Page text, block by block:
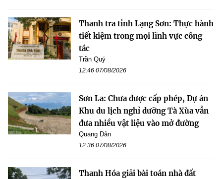
Thanh tra tỉnh Lạng Sơn: Thực hành
tiết kiệm trong mọi lĩnh vực công
tác
Trần Quý
12:46 07/08/2026
Sơn La: Chưa được cấp phép, Dự án
Khu du lịch nghỉ dưỡng Tà Xùa vẫn
đưa nhiều vật liệu vào mở đường
Quang Dân
12:36 07/08/2026
Thanh Hóa giải bài toán nhà đất